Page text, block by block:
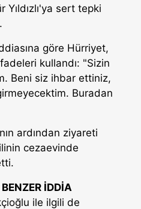
sert tepki
göre Hürriyet,
kullandı: "Sizin
Beni siz ihbar ettiniz,
Buradan
ardından ziyareti
cezaevinde
İDDİA
ile ilgili de